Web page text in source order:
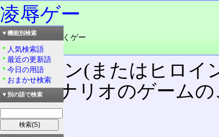
凌辱ゲー
読み：りょうじょくゲー
品詞：名詞
ヒロイン(またはヒロイ
するシナリオのゲーム
目次
概要
▼機能別検索
人気検索語
最近の更新語
今日の用語
おまかせ検索
▼別の語で検索